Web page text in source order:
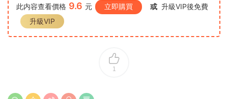
此内容查看價格 9.6 元 立即購買 或 升級VIP後免費
升級VIP
1